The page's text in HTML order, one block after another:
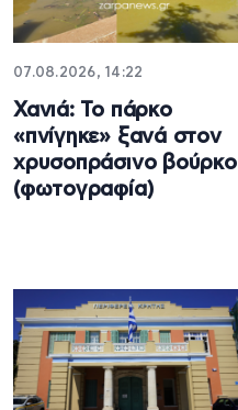
07.08.2026, 14:22
Χανιά: Το πάρκο
«πνίγηκε» ξανά στον
χρυσοπράσινο βούρκο
(φωτογραφία)